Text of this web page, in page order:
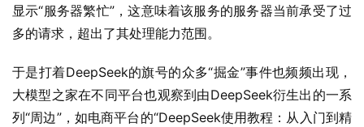
显示“服务器繁忙”，这意味着该服务的服务器当前承受了过
多的请求，超出了其处理能力范围。
于是打着DeepSeek的旗号的众多“掘金”事件也频频出现，
大模型之家在不同平台也观察到由DeepSeek衍生出的一系
列“周边”，如电商平台的“DeepSeek使用教程：从入门到精